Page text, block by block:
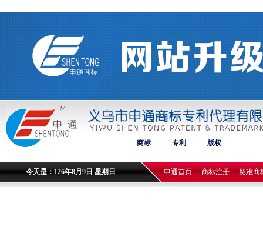
商标 专利 版权
今天是：126年8月9日 星期日 申通首页 商标注册 疑难商